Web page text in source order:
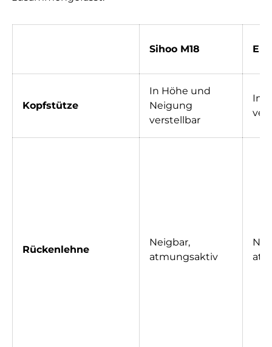
Sihoo M18
Kopfstütze
In Höhe und
Neigung
verstellbar
In
Rückenlehne
Neigbar,
atmungsaktiv